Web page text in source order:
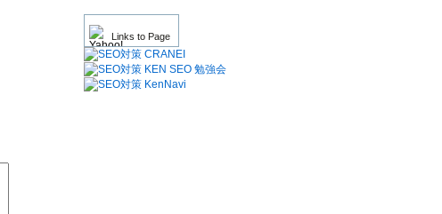
Links to Page